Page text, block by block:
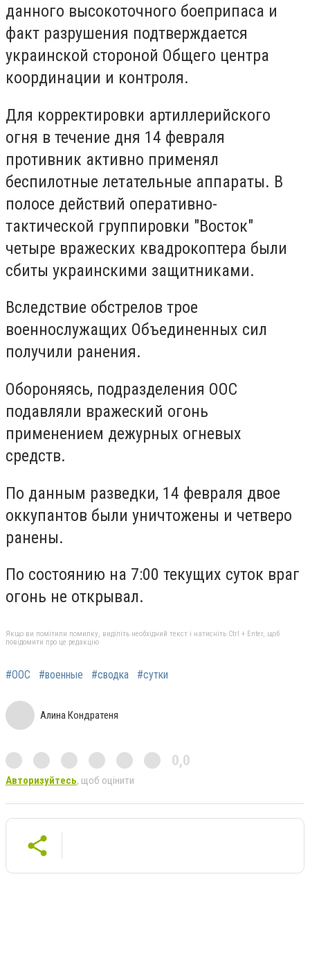
данного высокоточного боеприпаса и
факт разрушения подтверждается
украинской стороной Общего центра
координации и контроля.
Для корректировки артиллерийского
огня в течение дня 14 февраля
противник активно применял
беспилотные летательные аппараты. В
полосе действий оперативно-
тактической группировки "Восток"
четыре вражеских квадрокоптера были
сбиты украинскими защитниками.
Вследствие обстрелов трое
военнослужащих Объединенных сил
получили ранения.
Обороняясь, подразделения ООС
подавляли вражеский огонь
применением дежурных огневых
средств.
По данным разведки, 14 февраля двое
оккупантов были уничтожены и четверо
ранены.
По состоянию на 7:00 текущих суток враг
огонь не открывал.
Якщо ви помітили помилку, виділіть необхідний текст і натисніть Ctrl + Enter, щоб
повідомити про це редакцію
#ООС #военные #сводка #сутки
Алина Кондратеня
0,0
Авторизуйтесь, щоб оцінити